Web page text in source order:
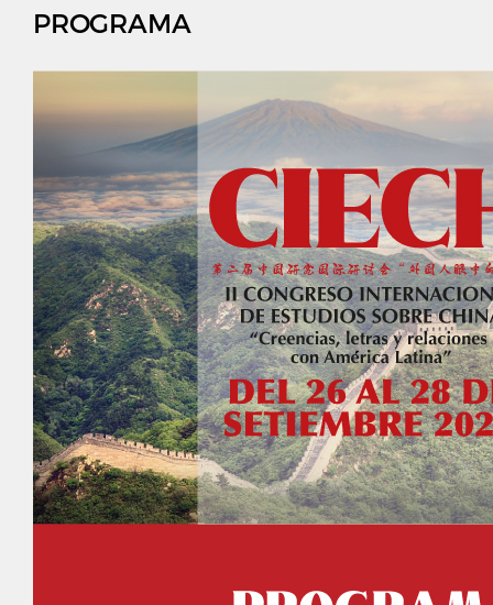
PROGRAMA